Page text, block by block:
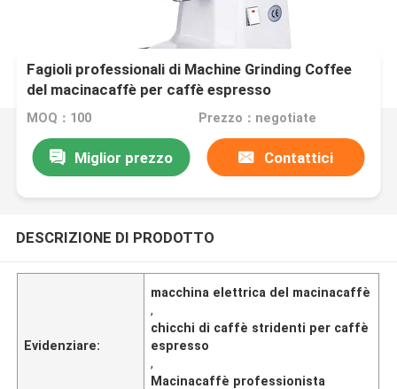
Fagioli professionali di Machine Grinding Coffee
del macinacaffè per caffè espresso
MOQ：100 Prezzo：negotiate
Miglior prezzo Contattici
DESCRIZIONE DI PRODOTTO
Evidenziare:
macchina elettrica del macinacaffè
,
chicchi di caffè stridenti per caffè
espresso
,
Macinacaffè professionista